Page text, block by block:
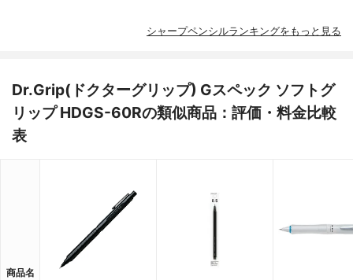
シャープペンシルランキングをもっと見る
Dr.Grip(ドクターグリップ) Gスペック ソフトグ
リップ HDGS-60Rの類似商品：評価・料金比較
表
商品名